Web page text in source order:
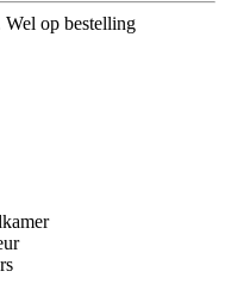
op bestelling